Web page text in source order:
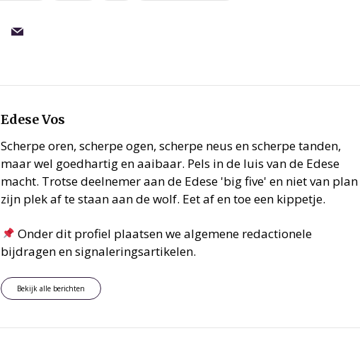
Edese Vos
Scherpe oren, scherpe ogen, scherpe neus en scherpe tanden,
maar wel goedhartig en aaibaar. Pels in de luis van de Edese
macht. Trotse deelnemer aan de Edese 'big five' en niet van plan
zijn plek af te staan aan de wolf. Eet af en toe een kippetje.
Onder dit profiel plaatsen we algemene redactionele
bijdragen en signaleringsartikelen.
Bekijk alle berichten